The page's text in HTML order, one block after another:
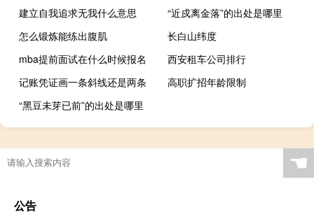
建立自我追求无我什么意思
“近戍离金落”的出处是哪里
怎么锻炼能练出腹肌
长白山纬度
mba提前面试在什么时候报名
西安租车公司排行
记账凭证画一条斜线还是两条
高职扩招年龄限制
“黑豆未芽已前”的出处是哪里
☚
公告